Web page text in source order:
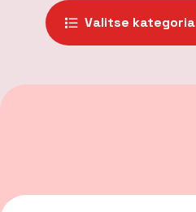
Valitse kategoria